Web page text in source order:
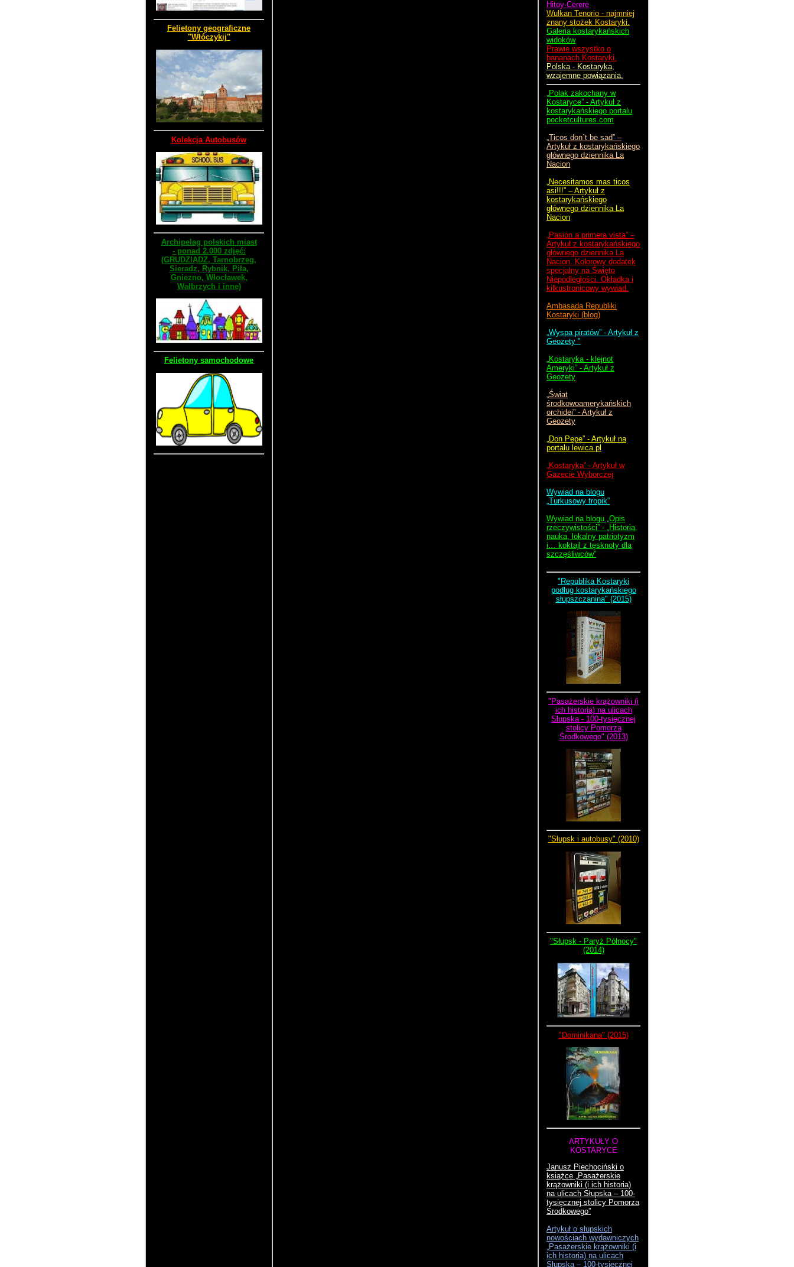
Felietony geograficzne
"Włóczykij"
Kolekcja Autobusów
Archipelag polskich miast
- ponad 2.000 zdjęć:
(GRUDZIĄDZ, Tarnobrzeg,
Sieradz, Rybnik, Piła,
Gniezno, Włocławek,
Wałbrzych i inne)
Felietony samochodowe
Hitoy-Cerere
Wulkan Tenorio - najmniej
znany stożek Kostaryki.
Galeria kostarykańskich
widoków
Prawie wszystko o
bananach Kostaryki.
Polska - Kostaryka,
wzajemne powiązania.
„Polak zakochany w
Kostaryce” - Artykuł z
kostarykańskiego portalu
pocketcultures.com
„Ticos don`t be sad” –
Artykuł z kostarykańskiego
głównego dziennika La
Nacion
„Necesitamos mas ticos
asi!!!” – Artykuł z
kostarykańskiego
głównego dziennika La
Nacion
„Pasión a primera vista” –
Artykuł z kostarykańskiego
głównego dziennika La
Nacion. Kolorowy dodatek
specjalny na Święto
Niepodległości. Okładka i
kilkustronicowy wywiad.
Ambasada Republiki
Kostaryki (blog)
„Wyspa piratów” - Artykuł z
Geozety "
„Kostaryka - klejnot
Ameryki” - Artykuł z
Geozety
„Świat
środkowoamerykańskich
orchidei” - Artykuł z
Geozety
„Don Pepe” - Artykuł na
portalu lewica.pl
„Kostaryka” - Artykuł w
Gazecie Wyborczej
Wywiad na blogu
„Turkusowy tropik”
Wywiad na blogu „Opis
rzeczywistości” - „Historia,
nauka, lokalny patriotyzm
i… koktajl z tęsknoty dla
szczęśliwców”
"Republika Kostaryki
podług kostarykańskiego
słupszczanina" (2015)
"Pasażerskie krążowniki (i
ich historia) na ulicach
Słupska - 100-tysięcznej
stolicy Pomorza
Środkowego" (2013)
"Słupsk i autobusy" (2010)
"Słupsk - Paryż Północy"
(2014)
"Dominikana" (2015)
ARTYKUŁY O
KOSTARYCE
Janusz Piechociński o
książce „Pasażerskie
krążowniki (i ich historia)
na ulicach Słupska – 100-
tysięcznej stolicy Pomorza
Środkowego”
Artykuł o słupskich
nowościach wydawniczych
„Pasażerskie krążowniki (i
ich historia) na ulicach
Słupska – 100-tysięcznej